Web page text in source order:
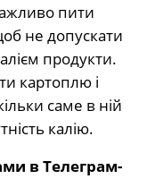
пити
не допускати
продукти.
картоплю і
саме в ній
калію.
в Телеграм-